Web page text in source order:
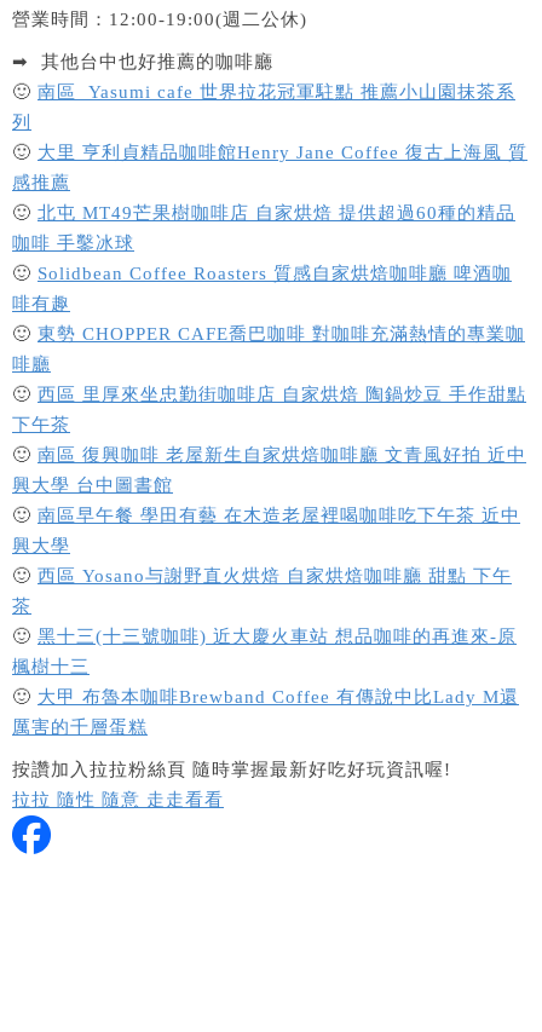
營業時間：12:00-19:00(週二公休)
➡ 其他台中也好推薦的咖啡廳
🙂 南區 Yasumi cafe 世界拉花冠軍駐點 推薦小山園抹茶系
列
🙂 大里 亨利貞精品咖啡館Henry Jane Coffee 復古上海風 質
感推薦
🙂 北屯 MT49芒果樹咖啡店 自家烘焙 提供超過60種的精品
咖啡 手鑿冰球
🙂 Solidbean Coffee Roasters 質感自家烘焙咖啡廳 啤酒咖
啡有趣
🙂 東勢 CHOPPER CAFE喬巴咖啡 對咖啡充滿熱情的專業咖
啡廳
🙂 西區 里厚來坐忠勤街咖啡店 自家烘焙 陶鍋炒豆 手作甜點
下午茶
🙂 南區 復興咖啡 老屋新生自家烘焙咖啡廳 文青風好拍 近中
興大學 台中圖書館
🙂 南區早午餐 學田有藝 在木造老屋裡喝咖啡吃下午茶 近中
興大學
🙂 西區 Yosano与謝野直火烘焙 自家烘焙咖啡廳 甜點 下午
茶
🙂 黑十三(十三號咖啡) 近大慶火車站 想品咖啡的再進來-原
楓樹十三
🙂 大甲 布魯本咖啡Brewband Coffee 有傳說中比Lady M還
厲害的千層蛋糕
按讚加入拉拉粉絲頁 隨時掌握最新好吃好玩資訊喔!
拉拉 隨性 隨意 走走看看